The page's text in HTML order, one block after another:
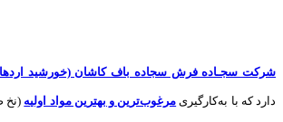
شرکت سجـاده فرش سجاده باف کاشان (خورشید
دارد که با به‌کارگیری مرغوب‌ترین و بهترین مواد اولیه (نخ